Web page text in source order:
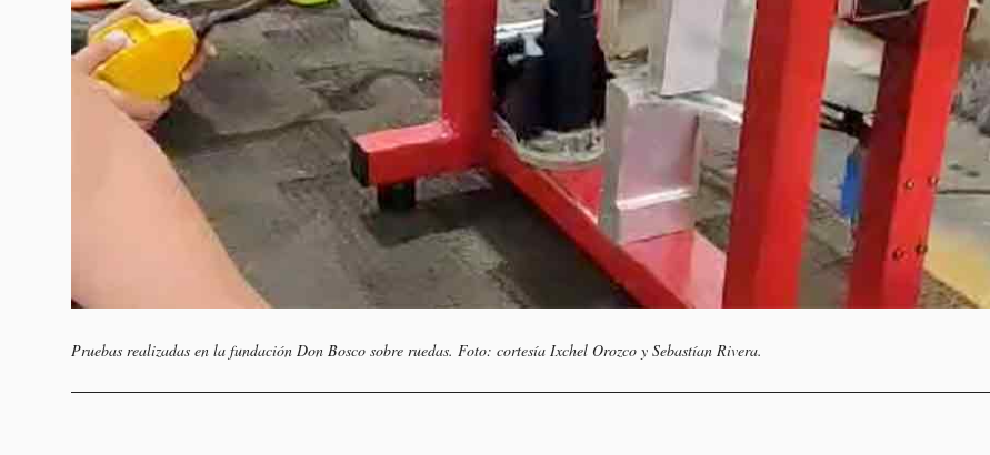
Pruebas realizadas en la fundación Don Bosco sobre ruedas. Foto: cortesía Ixchel Orozco y Sebastían Rivera.